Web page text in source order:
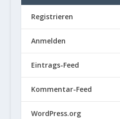
Registrieren
Anmelden
Eintrags-Feed
Kommentar-Feed
WordPress.org